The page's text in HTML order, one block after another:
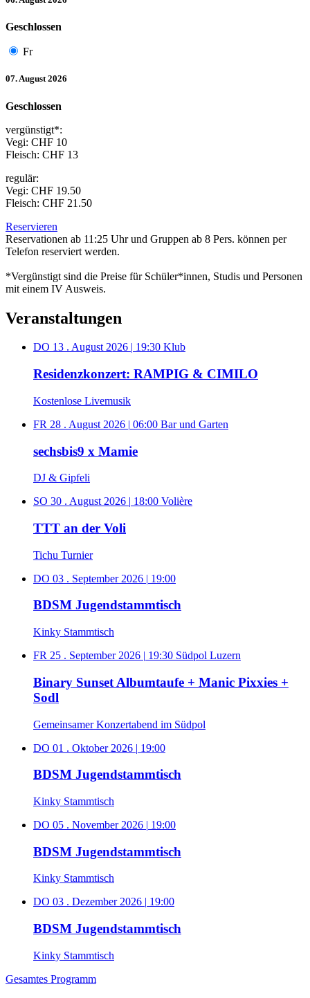
Geschlossen
Fr
07. August 2026
Geschlossen
vergünstigt*:
Vegi: CHF 10
Fleisch: CHF 13
regulär:
Vegi: CHF 19.50
Fleisch: CHF 21.50
Reservieren
Reservationen ab 11:25 Uhr und Gruppen ab 8 Pers. können per
Telefon reserviert werden.
*Vergünstigt sind die Preise für Schüler*innen, Studis und Personen
mit einem IV Ausweis.
Veranstaltungen
DO 13 . August 2026 | 19:30 Klub
Residenzkonzert: RAMPIG & CIMILO
Kostenlose Livemusik
FR 28 . August 2026 | 06:00 Bar und Garten
sechsbis9 x Mamie
DJ & Gipfeli
SO 30 . August 2026 | 18:00 Volière
TTT an der Voli
Tichu Turnier
DO 03 . September 2026 | 19:00
BDSM Jugendstammtisch
Kinky Stammtisch
FR 25 . September 2026 | 19:30 Südpol Luzern
Binary Sunset Albumtaufe + Manic Pixxies +
Sodl
Gemeinsamer Konzertabend im Südpol
DO 01 . Oktober 2026 | 19:00
BDSM Jugendstammtisch
Kinky Stammtisch
DO 05 . November 2026 | 19:00
BDSM Jugendstammtisch
Kinky Stammtisch
DO 03 . Dezember 2026
19:00
BDSM Jugendstammtisch
Kinky Stammtisch
Gesamtes Programm